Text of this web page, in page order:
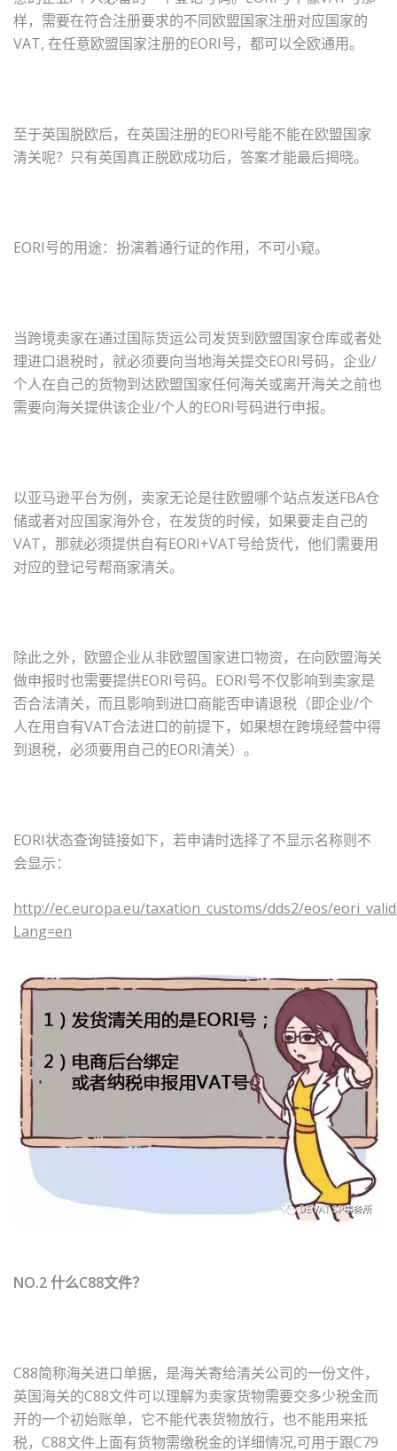
样，需要在符合注册要求的不同欧盟国家注册对应国家的
VAT, 在任意欧盟国家注册的EORI号，都可以全欧通用。
至于英国脱欧后，在英国注册的EORI号能不能在欧盟国家
清关呢？只有英国真正脱欧成功后，答案才能最后揭晓。
EORI号的用途：扮演着通行证的作用，不可小窥。
当跨境卖家在通过国际货运公司发货到欧盟国家仓库或者处
理进口退税时，就必须要向当地海关提交EORI号码，企业/
个人在自己的货物到达欧盟国家任何海关或离开海关之前也
需要向海关提供该企业/个人的EORI号码进行申报。
以亚马逊平台为例，卖家无论是往欧盟哪个站点发送FBA仓
储或者对应国家海外仓，在发货的时候，如果要走自己的
VAT，那就必须提供自有EORI+VAT号给货代，他们需要用
对应的登记号帮商家清关。
除此之外，欧盟企业从非欧盟国家进口物资，在向欧盟海关
做申报时也需要提供EORI号码。EORI号不仅影响到卖家是
否合法清关，而且影响到进口商能否申请退税（即企业/个
人在用自有VAT合法进口的前提下，如果想在跨境经营中得
到退税，必须要用自己的EORI清关）。
EORI状态查询链接如下，若申请时选择了不显示名称则不
会显示：
http://ec.europa.eu/taxation_customs/dds2/eos/
Lang=en
NO.2 什么C88文件？
C88简称海关进口单据，是海关寄给清关公司的一份文件，
英国海关的C88文件可以理解为卖家货物需要交多少税金而
开的一个初始账单，它不能代表货物放行，也不能用来抵
税，C88文件上面有货物需缴税金的详细情况,可用于跟C79